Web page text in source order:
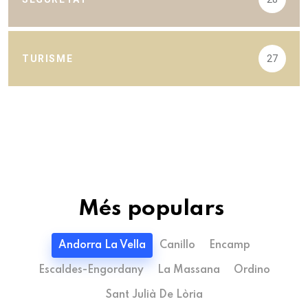
TURISME 27
Més populars
Andorra La Vella Canillo Encamp
Escaldes-Engordany La Massana Ordino
Sant Julià De Lòria